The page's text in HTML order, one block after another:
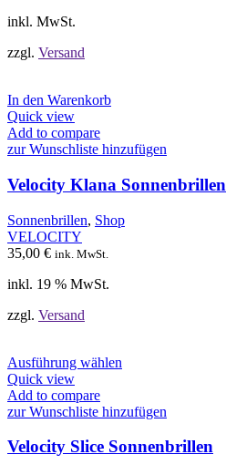
inkl. MwSt.
zzgl. Versand
In den Warenkorb
Quick view
Add to compare
zur Wunschliste hinzufügen
Velocity Klana Sonnenbrillen
Sonnenbrillen, Shop
VELOCITY
35,00 € ink. MwSt.
inkl. 19 % MwSt.
zzgl. Versand
Ausführung wählen
mehrere
auf.
Quick view
Add to compare
zur Wunschliste hinzufügen
Velocity Slice Sonnenbrillen